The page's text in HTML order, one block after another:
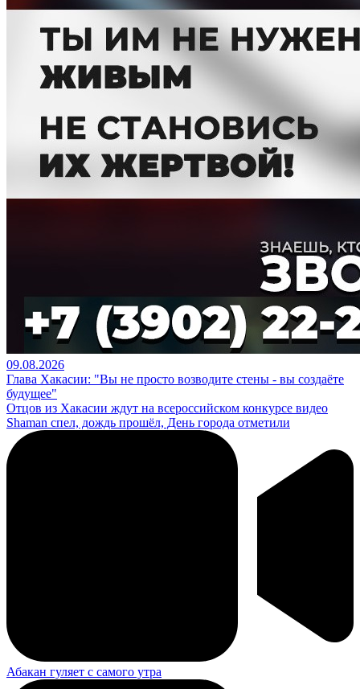
09.08.2026
Глава Хакасии: "Вы не просто возводите стены - вы создаёте
будущее"
Отцов из Хакасии ждут на всероссийском конкурсе видео
Shaman спел, дождь прошёл, День города отметили
Абакан гуляет с самого утра